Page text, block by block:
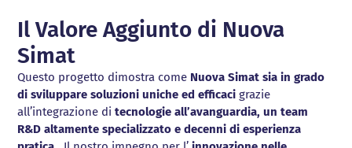
Il Valore Aggiunto di Nuova
Simat
Questo progetto dimostra come Nuova Simat sia in grado
di sviluppare soluzioni uniche ed efficaci grazie
all’integrazione ditecnologie all’avanguardia, un team
R&D altamente specializzato e decenni di esperienza